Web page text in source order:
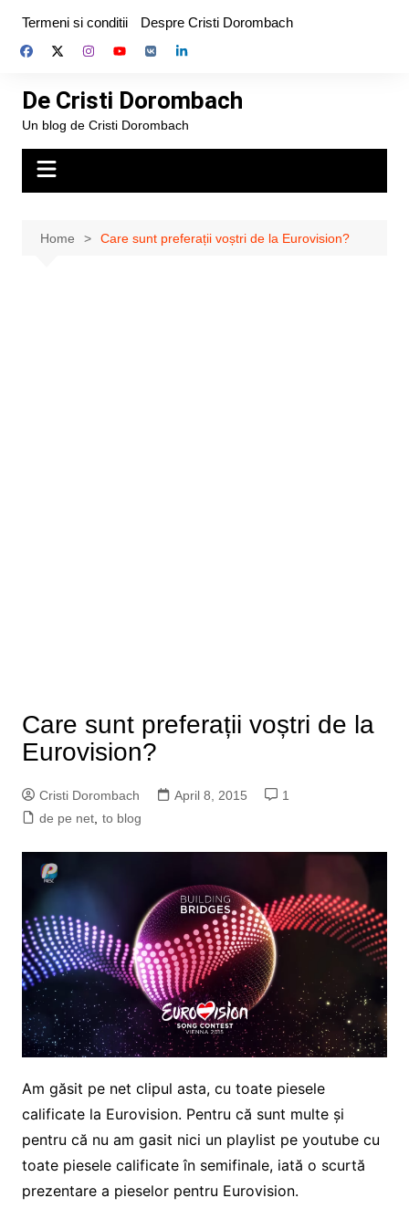
content
Termeni si conditii Despre Cristi Dorombach
De Cristi Dorombach
Un blog de Cristi Dorombach
Home Care sunt preferații voștri de la Eurovision?
Care sunt preferații voștri de la
Eurovision?
Cristi Dorombach April 8, 2015
1
de pe net, to blog
Am găsit pe net clipul asta, cu toate piesele
calificate la Eurovision. Pentru că sunt multe și
pentru că nu am gasit nici un playlist pe youtube cu
toate piesele calificate în semifinale, iată o scurtă
prezentare a pieselor pentru Eurovision.